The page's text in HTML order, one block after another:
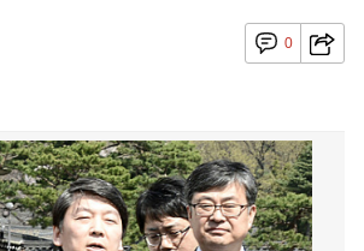
0